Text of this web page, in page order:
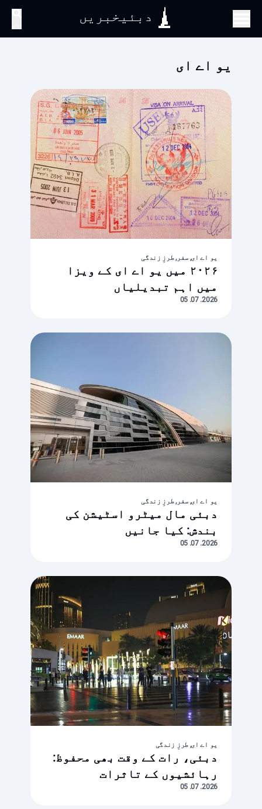
دبئیخبریں
یو اے ای
یو اے ای, سفر, طرزِ زندگی
۲۰۲۶ میں یو اے ای کے ویزا
میں اہم تبدیلیاں
2026. 07. 05
یو اے ای, سفر, طرزِ زندگی
دبئی مال میٹرو اسٹیشن کی
بندش: کیا جانیں
2026. 07. 05
یو اے ای, طرزِ زندگی
دبئی، رات کے وقت بھی محفوظ:
رہائشیوں کے تاثرات
2026. 07. 05